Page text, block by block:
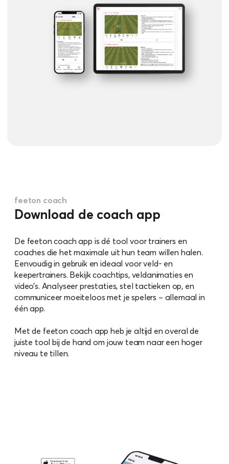
feeton coach
Download de coach app
De feeton coach app is dé tool voor trainers en
coaches die het maximale uit hun team willen halen.
Eenvoudig in gebruik en ideaal voor veld- en
keepertrainers. Bekijk coachtips, veldanimaties en
video’s. Analyseer prestaties, stel tactieken op, en
communiceer moeiteloos met je spelers – allemaal in
één app.
Met de feeton coach app heb je altijd en overal de
juiste tool bij de hand om jouw team naar een hoger
niveau te tillen.